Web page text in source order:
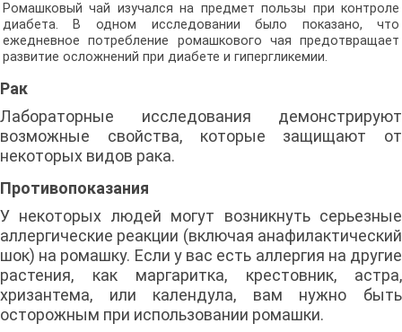
Ромашковый чай изучался на предмет пользы при контроле
диабета. В одном исследовании было показано, что
ежедневное потребление ромашкового чая предотвращает
развитие осложнений при диабете и гипергликемии.
Рак
Лабораторные исследования демонстрируют
возможные свойства, которые защищают от
некоторых видов рака.
Противопоказания
У некоторых людей могут возникнуть серьезные
аллергические реакции (включая анафилактический
шок) на ромашку. Если у вас есть аллергия на другие
растения, как маргаритка, крестовник, астра,
хризантема, или календула, вам нужно быть
осторожным при использовании ромашки.